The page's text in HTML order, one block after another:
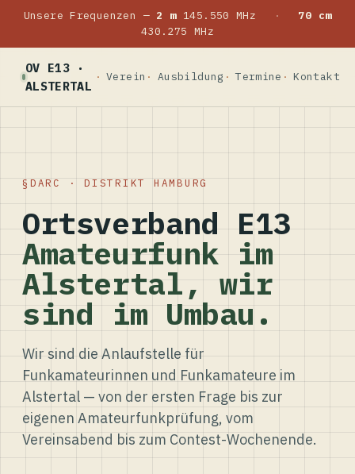
Unsere Frequenzen — 2 m145.550 MHz ·
70 cm
430.275 MHz
OV E13 ·
ALSTERTAL
Verein Ausbildung Termine Kontakt
DARC · DISTRIKT HAMBURG
Ortsverband E13
Amateurfunk im
Alstertal, wir
sind im Umbau.
Wir sind die Anlaufstelle für
Funkamateurinnen und Funkamateure im
Alstertal — von der ersten Frage bis zur
eigenen Amateurfunkprüfung, vom
Vereinsabend bis zum Contest-Wochenende.